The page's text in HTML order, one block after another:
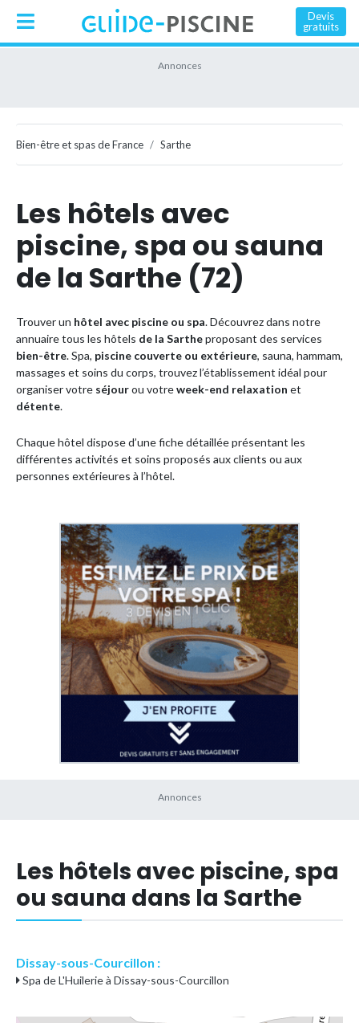
Devis
gratuits
Bien-être et spas de France Sarthe
Les hôtels avec
piscine, spa ou sauna
de la Sarthe (72)
Trouver un hôtel avec piscine ou spa. Découvrez dans notre
annuaire tous les hôtels de la Sartheproposant des services
bien-être. Spa, piscine couverte ou extérieure, sauna, hammam,
massages et soins du corps, trouvez l’établissement idéal pour
organiser votre séjourou votreweek-end relaxation et
détente.
Chaque hôtel dispose d’une fiche détaillée présentant les
différentes activités et soins proposés aux clients ou aux
personnes extérieures à l’hôtel.
Les hôtels avec piscine, spa
ou sauna dans la Sarthe
Dissay-sous-Courcillon :
Spa de L'Huilerie à Dissay-sous-Courcillon